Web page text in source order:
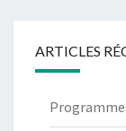
ARTICLES